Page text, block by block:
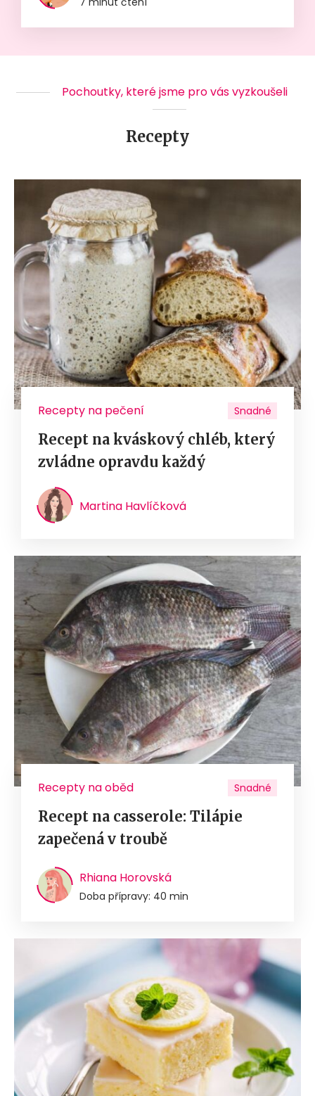
Pochoutky, které jsme pro vás vyzkoušeli
Recepty
Recepty na pečení Snadné
Recept na kváskový chléb, který
zvládne opravdu každý
Martina Havlíčková
Recepty na oběd Snadné
Recept na casserole: Tilápie
zapečená v troubě
Rhiana Horovská
Doba přípravy: 40 min